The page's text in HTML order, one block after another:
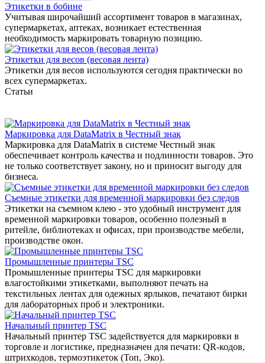
Этикетки в бобине
Учитывая широчайший ассортимент товаров в магазинах,
супермаркетах, аптеках, возникает естественная
необходимость маркировать товарную позицию.
Этикетки для весов (весовая лента)
Этикетки для весов используются сегодня практически во
всех супермаркетах.
Статьи
Маркировка для DataMatrix в Честный знак
Маркировка для DataMatrix в системе Честный знак
обеспечивает контроль качества и подлинности товаров. Это
не только соответствует закону, но и приносит выгоду для
бизнеса.
Съемные этикетки для временной маркировки без следов
Этикетки на съемном клею - это удобный инструмент для
временной маркировки товаров, особенно полезный в
ритейле, библиотеках и офисах, при производстве мебели,
производстве окон.
Промышленные принтеры TSC
Промышленные принтеры TSC для маркировки
влагостойкими этикетками, выполняют печать на
текстильных лентах для одежных ярлыков, печатают бирки
для лабораторных проб и электроники.
Начальный принтер TSC
Начальный принтер TSC задействуется для маркировки в
торговле и логистике, предназначен для печати: QR-кодов,
штрихкодов, термоэтикеток (Топ, Эко).